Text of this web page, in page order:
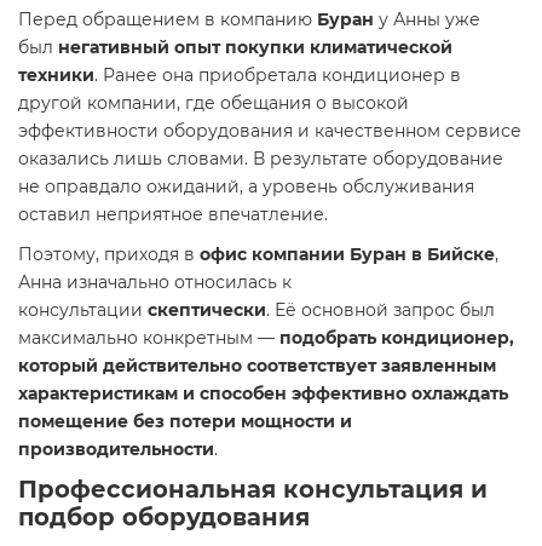
Перед обращением в компанию Буран у Анны уже
был негативный опыт покупки климатической
техники. Ранее она приобретала кондиционер в
другой компании, где обещания о высокой
эффективности оборудования и качественном сервисе
оказались лишь словами. В результате оборудование
не оправдало ожиданий, а уровень обслуживания
оставил неприятное впечатление.
Поэтому, приходя в офис компании Буран в Бийске,
Анна изначально относилась к
консультации скептически. Её основной запрос был
максимально конкретным — подобрать кондиционер,
который действительно соответствует заявленным
характеристикам и способен эффективно охлаждать
помещение без потери мощности и
производительности.
Профессиональная консультация и
подбор оборудования